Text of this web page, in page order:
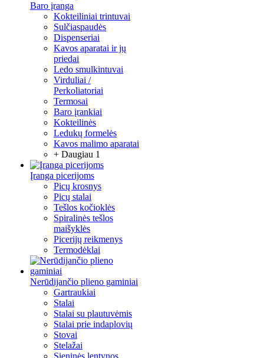
Baro įranga
Kokteiliniai trintuvai
Sulčiaspaudės
Dispenseriai
Kavos aparatai ir jų
priedai
Ledo smulkintuvai
Virduliai /
Perkoliatoriai
Termosai
Baro įrankiai
Kokteilinės
Ledukų formelės
Kavos malimo aparatai
+ Daugiau 1
Įranga picerijoms
Picų krosnys
Picų stalai
Tešlos kočioklės
Spiralinės tešlos
maišyklės
Picerijų reikmenys
Termodėklai
Nerūdijančio plieno gaminiai
Gartraukiai
Stalai
Stalai su plautuvėmis
Stalai prie indaplovių
Stovai
Stelažai
Sieninės lentynos